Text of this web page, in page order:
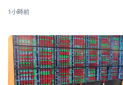
1小時前